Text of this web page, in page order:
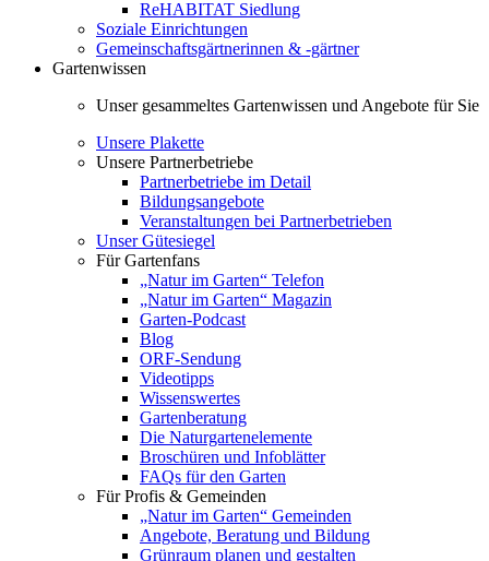
ReHABITAT Siedlung
Soziale Einrichtungen
Gemeinschaftsgärtnerinnen & -gärtner
Gartenwissen
Unser gesammeltes Gartenwissen und Angebote für Sie
Unsere Plakette
Unsere Partnerbetriebe
Partnerbetriebe im Detail
Bildungsangebote
Veranstaltungen bei Partnerbetrieben
Unser Gütesiegel
Für Gartenfans
„Natur im Garten“ Telefon
„Natur im Garten“ Magazin
Garten-Podcast
Blog
ORF-Sendung
Videotipps
Wissenswertes
Gartenberatung
Die Naturgartenelemente
Broschüren und Infoblätter
FAQs für den Garten
Für Profis & Gemeinden
„Natur im Garten“ Gemeinden
Angebote, Beratung und Bildung
Grünraum planen und gestalten